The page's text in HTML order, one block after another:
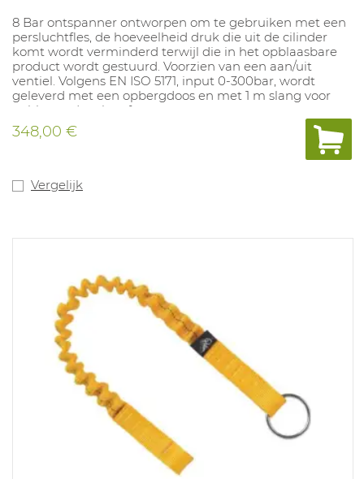
8 Bar ontspanner ontworpen om te gebruiken met een
persluchtfles, de hoeveelheid druk die uit de cilinder
komt wordt verminderd terwijl die in het opblaasbare
product wordt gestuurd. Voorzien van een aan/uit
ventiel. Volgens EN ISO 5171, input 0-300bar, wordt
geleverd met een opbergdoos en met 1 m slang voor
opblazen douche of tent.
348,00 €
Vergelijk